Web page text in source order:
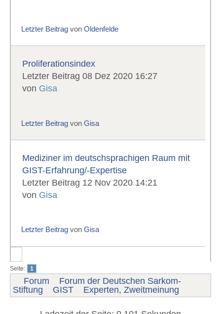
Letzter Beitrag vonOldenfelde
Proliferationsindex
Letzter Beitrag 08 Dez 2020 16:27
von Gisa
Letzter Beitrag vonGisa
Mediziner im deutschsprachigen Raum mit
GIST-Erfahrung/-Expertise
Letzter Beitrag 12 Nov 2020 14:21
von Gisa
Letzter Beitrag vonGisa
Seite: 1
Forum
Forum der Deutschen Sarkom-
Stiftung
GIST Experten, Zweitmeinung